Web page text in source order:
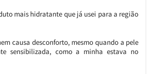
mais hidratante que já usei para a região
causa desconforto, mesmo quando a pele
sensibilizada, como a minha estava no